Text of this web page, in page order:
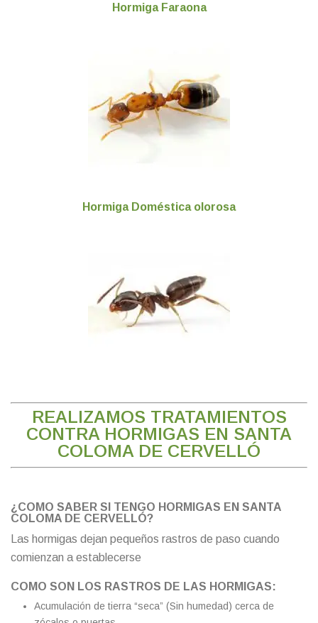
Hormiga Faraona
Hormiga Doméstica olorosa
REALIZAMOS TRATAMIENTOS
CONTRA HORMIGAS EN SANTA
COLOMA DE CERVELLÓ
¿COMO SABER SI TENGO HORMIGAS EN SANTA
COLOMA DE CERVELLÓ?
Las hormigas dejan pequeños rastros de paso cuando
comienzan a establecerse
COMO SON LOS RASTROS DE LAS HORMIGAS:
Acumulación de tierra “seca” (Sin humedad) cerca de